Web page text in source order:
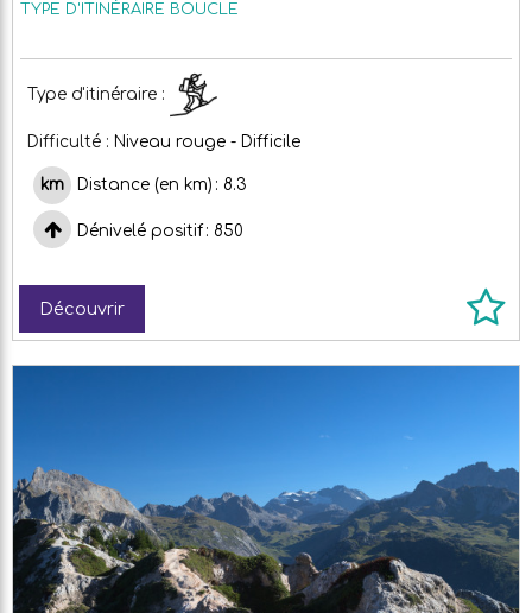
TYPE D'ITINÉRAIRE BOUCLE
Type d'itinéraire :
Difficulté : Niveau rouge - Difficile
Distance (en km) 8.3
Dénivelé positif 850
Découvrir